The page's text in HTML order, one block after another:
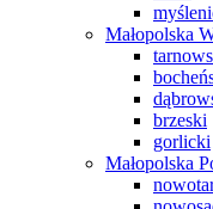
Małopolska
brzeski
gorlicki
Małopolska